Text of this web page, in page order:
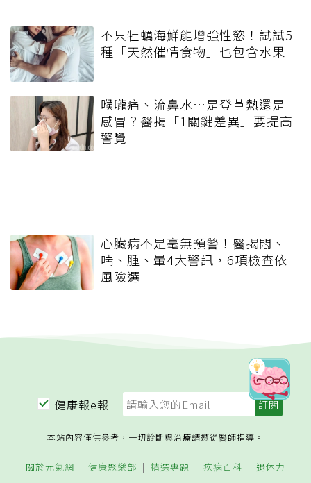
不只牡蠣海鮮能增強性慾！試試5
種「天然催情食物」也包含水果
喉嚨痛、流鼻水⋯是登革熱還是
感冒？醫揭「1關鍵差異」要提高
警覺
心臟病不是毫無預警！醫揭悶、
喘、腫、暈4大警訊，6項檢查依
風險選
健康報e報
本站內容僅供參考，一切診斷與治療請遵從醫師指導。
關於元氣網 健康聚樂部 精選專題 疾病百科 退休力